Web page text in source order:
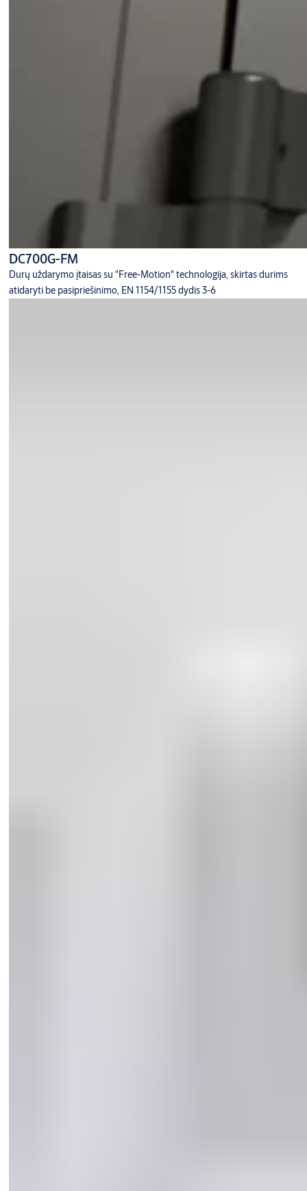
DC700G-FM
Durų uždarymo įtaisas su "Free-Motion" technologija, skirtas durims
atidaryti be pasipriešinimo, EN 1154/1155 dydis 3-6